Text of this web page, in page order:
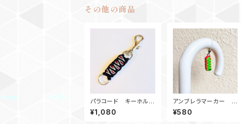
その他の商品
パラコード キーホルダ
ー_SolomonDragon_
赤黒白
¥1,080
アンブレラマーカー
傘マーカー パラコー
ドBox ピンクセーフテ
¥580